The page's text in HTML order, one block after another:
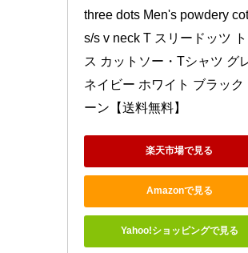
three dots Men's powdery
s/s v neck T スリードッツ
ス カットソー・Tシャツ グ
ネイビー ホワイト ブラック
ーン【送料無料】
楽天市場で見る
Amazonで見る
Yahoo!ショッピングで見る